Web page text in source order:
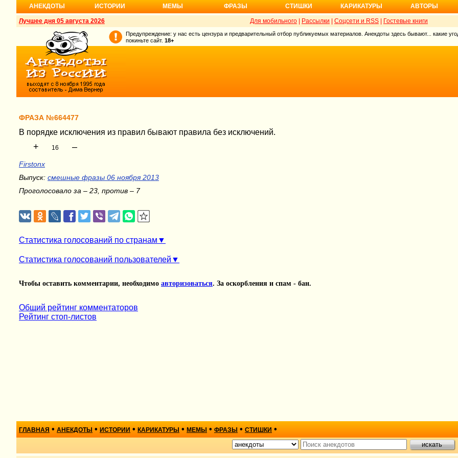
АНЕКДОТЫ ИСТОРИИ МЕМЫ ФРАЗЫ СТИШКИ КАРИКАТУРЫ АВТОРЫ
Лучшее дня 05 августа 2026 Для мобильного Рассылки Соцсети и RSS Гостевые книги
Предупреждение: у нас есть цензура и предварительный отбор публикуемых материалов. Анекдоты здесь бывают... какие
покиньте сайт. 18+
ФРАЗА №664477
В порядке исключения из правил бывают правила без исключений.
+ 16 –
Firstonx
Выпуск: смешные фразы 06 ноября 2013
Проголосовало за – 23, против – 7
Статистика голосований по странам
Статистика голосований пользователей
Чтобы оставить комментарии, необходимо авторизоваться. За оскорбления и спам - бан.
Общий рейтинг комментаторов
Рейтинг стоп-листов
ГЛАВНАЯ • АНЕКДОТЫ • ИСТОРИИ • КАРИКАТУРЫ • МЕМЫ • ФРАЗЫ • СТИШКИ •